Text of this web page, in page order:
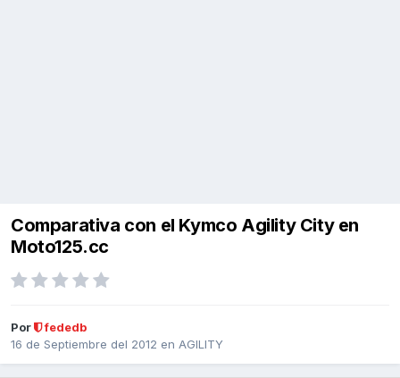
Comparativa con el Kymco Agility City en
Moto125.cc
Por
fededb
16 de Septiembre del 2012 en AGILITY